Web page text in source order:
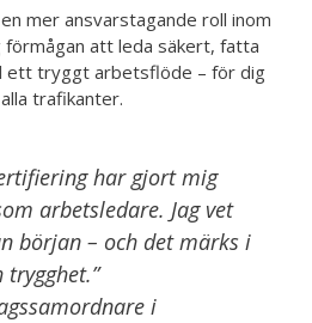
mer ansvarstagande roll inom
att leda säkert, fatta
ett tryggt arbetsflöde – för dig
trafikanter.
har gjort mig
arbetsledare. Jag vet
början – och det märks i
i